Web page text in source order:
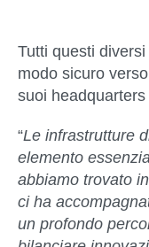
Tutti questi
modo sicuro
suoi
“Le infrastrutture
elemento
abbiamo trovato
ci ha
un profondo